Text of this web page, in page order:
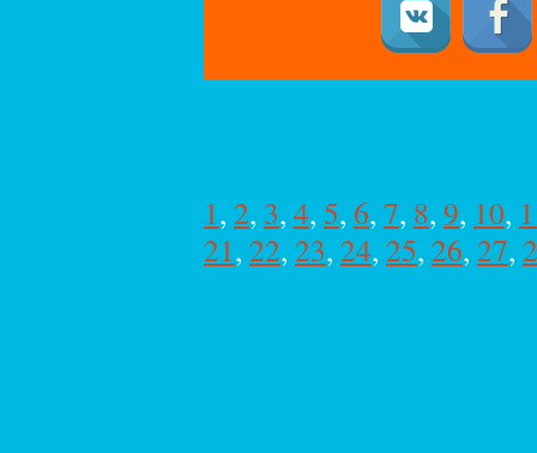
1, 2, 3, 4, 5, 6, 7, 8, 9, 10,
21, 22, 23, 24, 25, 26, 27,